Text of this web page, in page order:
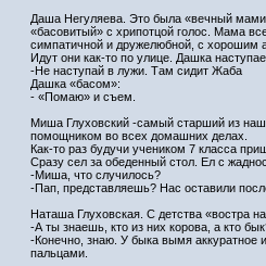
Даша Негуляева. Это была «вечный
«басовитый» с хрипотцой голос. Мама
симпатичной и дружелюбной, с хорошим
Идут они как-то по улице. Дашка
-Не наступай в лужи. Там сидит Жаба
Дашка «басом»:
- «Помаю» и съем.
Миша Глуховский -самый старший из
помощником во всех домашних делах.
Как-то раз будучи учеником 7 класса
Сразу сел за обеденный стол. Ел с
-Миша, что случилось?
-Пап, представляешь? Нас оставили
Наташа Глуховская. С детства «востра
-А ты знаешь, кто из них корова, а кто
-Конечно, знаю. У быка вымя аккуратное
пальцами.